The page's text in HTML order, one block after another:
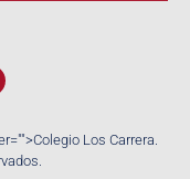
">Colegio Los Carrera.